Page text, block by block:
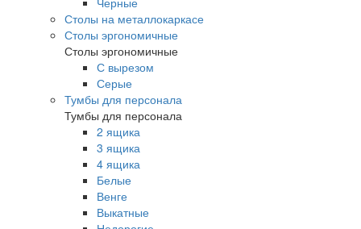
Столы на металлокаркасе
Столы эргономичные
Столы эргономичные
С вырезом
Серые
Тумбы для персонала
Тумбы для персонала
2 ящика
3 ящика
4 ящика
Белые
Венге
Выкатные